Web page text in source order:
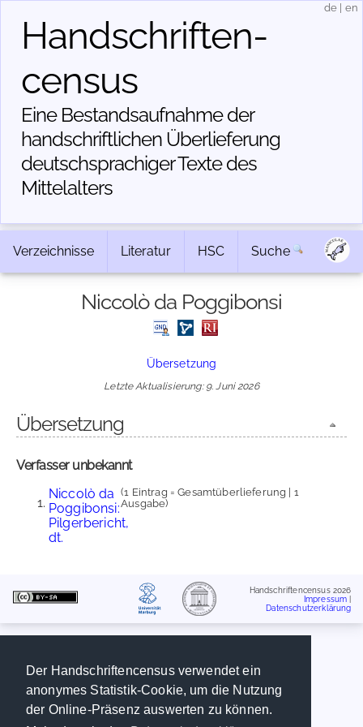
Der Handschriftencensus verwendet ein
anonymes Statistik-Cookie, um die Nutzung
der Online-Präsenz auswerten zu können.
Handschriften­
census
Eine Bestandsaufnahme der
handschriftlichen Über­lieferung
deutschsprachiger Texte des
Mittelalters
de en
Verzeichnisse Literatur HSC Suche
Niccolò da Poggibonsi
Übersetzung
Letzte Aktualisierung: 9. Juni 2026
Übersetzung
Verfasser unbekannt
Niccolò da
Poggibonsi:
Pilgerbericht,
dt.
(1 Eintrag = Gesamtüberlieferung | 1
Ausgabe)
Handschriftencensus 2026
Impressum
Datenschutzerklärung